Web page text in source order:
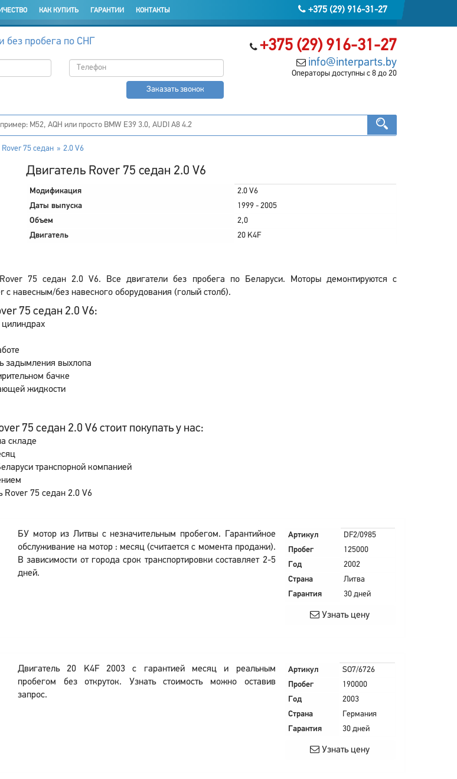
+375 (29) 916-31-27
КАК КУПИТЬ ГАРАНТИИ КОНТАКТЫ
+375 (29) 916-31-27
info@interparts.by
Операторы доступны с 8 до 20
без пробега по СНГ
Заказать звонок
Rover 75 седан 2.0 V6
Двигатель Rover 75 седан 2.0 V6
Модификация
2.0 V6
Даты выпуска
1999 - 2005
Объем
2,0
Двигатель
20 K4F
75 седан 2.0 V6. Все двигатели без пробега по Беларуси. Моторы демонтируются с
навесным/без навесного оборудования (голый столб).
75 седан 2.0 V6:
задымления выхлопа
бачке
жидкости
75 седан 2.0 V6 стоит покупать у нас:
складе
транспорной компанией
Rover 75 седан 2.0 V6
БУ мотор из Литвы с незначительным пробегом. Гарантийное
обслуживание на мотор : месяц (считается с момента продажи).
В зависимости от города срок транспортировки составляет 2-5
дней.
Артикул
DF2/0985
Пробег
125000
Год
2002
Страна
Литва
Гарантия
30 дней
Узнать цену
Двигатель 20 K4F 2003 с гарантией месяц и реальным
пробегом без откруток. Узнать стоимость можно оставив
запрос.
Артикул
SO7/6726
Пробег
190000
Год
2003
Страна
Германия
Гарантия
30 дней
Узнать цену